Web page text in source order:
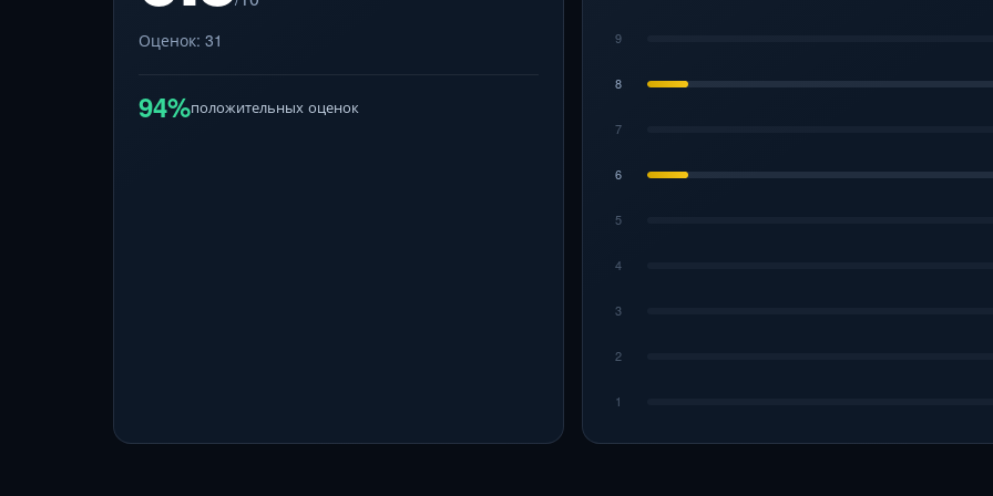
Оценок: 31
94%положительных оценок
9
8
7
6
5
4
3
2
1